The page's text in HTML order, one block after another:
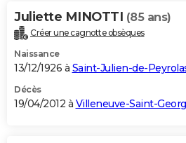
Juliette MINOTTI (85 ans)
Créer une cagnotte obsèques
Naissance
13/12/1926 à Saint-Julien-de-
Décès
19/04/2012 à Villeneuve-Saint-